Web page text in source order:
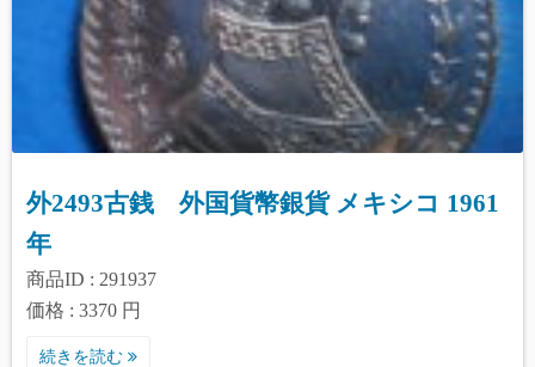
外2493古銭 外国貨幣銀貨 メキシコ 1961
年
商品ID : 291937
価格 : 3370 円
続きを読む